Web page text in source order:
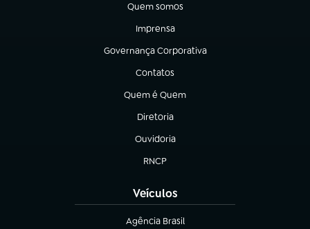
Quem somos
(abre em nova aba)
Imprensa
(abre em nova aba)
Governança Corporativa
(abre em nova aba)
Contatos
(abre em nova aba)
Quem é Quem
(abre em nova aba)
Diretoria
(abre em nova aba)
Ouvidoria
(abre em nova aba)
RNCP
(abre em nova aba)
Veículos
Agência Brasil
(abre em nova aba)